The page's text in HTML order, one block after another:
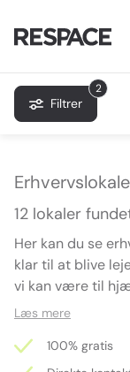
2
Filtrer
12 lokaler
Her kan du se
klar til at blive
vi kan være til
Læs mere
100% gratis